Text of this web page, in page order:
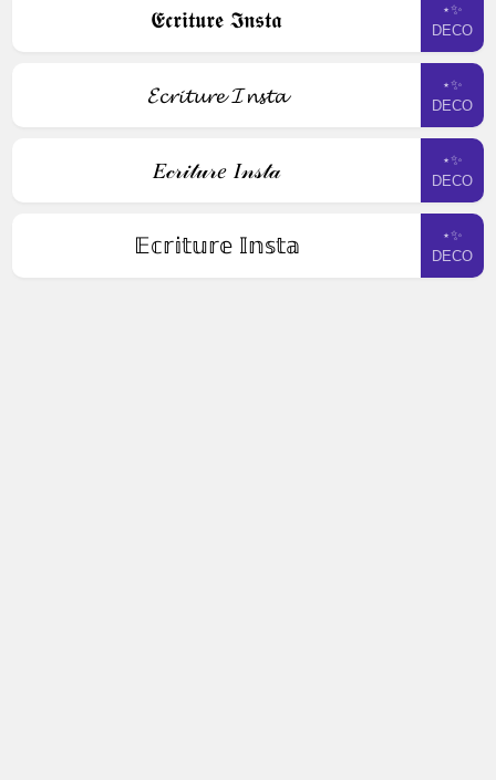
𝕰𝖈𝖗𝖎𝖙𝖚𝖗𝖊 𝕴𝖓𝖘𝖙𝖆
⋆✨
DECO
𝓔𝓬𝓻𝓲𝓽𝓾𝓻𝓮 𝓘𝓷𝓼𝓽𝓪
⋆✨
DECO
𝐸𝒸𝓇𝒾𝓉𝓊𝓇𝑒 𝐼𝓃𝓈𝓉𝒶
⋆✨
DECO
𝔼𝕔𝕣𝕚𝕥𝕦𝕣𝕖 𝕀𝕟𝕤𝕥𝕒
⋆✨
DECO